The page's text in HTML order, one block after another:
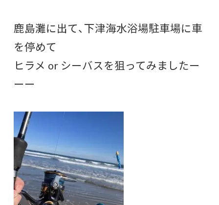
鹿島灘に出て、下津海水浴場駐車場に車
を停めて
ヒラメ or シーバスを狙ってみましたー
ーー